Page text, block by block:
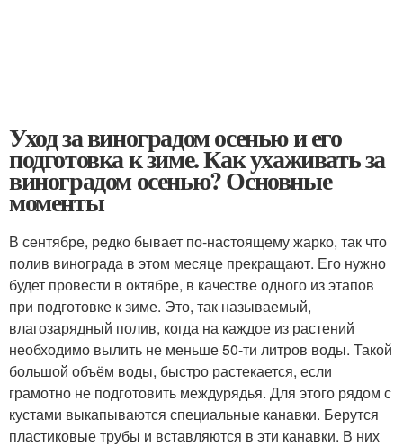
Уход за виноградом осенью и его
подготовка к зиме. Как ухаживать за
виноградом осенью? Основные
моменты
В сентябре, редко бывает по-настоящему жарко, так что
полив винограда в этом месяце прекращают. Его нужно
будет провести в октябре, в качестве одного из этапов
при подготовке к зиме. Это, так называемый,
влагозарядный полив, когда на каждое из растений
необходимо вылить не меньше 50-ти литров воды. Такой
большой объём воды, быстро растекается, если
грамотно не подготовить междурядья. Для этого рядом с
кустами выкапываются специальные канавки. Берутся
пластиковые трубы и вставляются в эти канавки. В них